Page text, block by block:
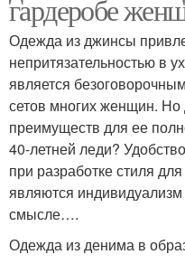
гардеробе
Одежда из джинсы
непритязательностью в
является
сетов многих женщин. Но
преимуществ для ее
40-летней леди?
при разработке стиля
являются
смысле….
Одежда из денима в